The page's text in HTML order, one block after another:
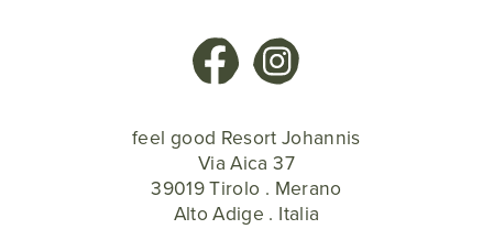
feel good Resort Johannis
Via Aica 37
39019 Tirolo . Merano
Alto Adige . Italia